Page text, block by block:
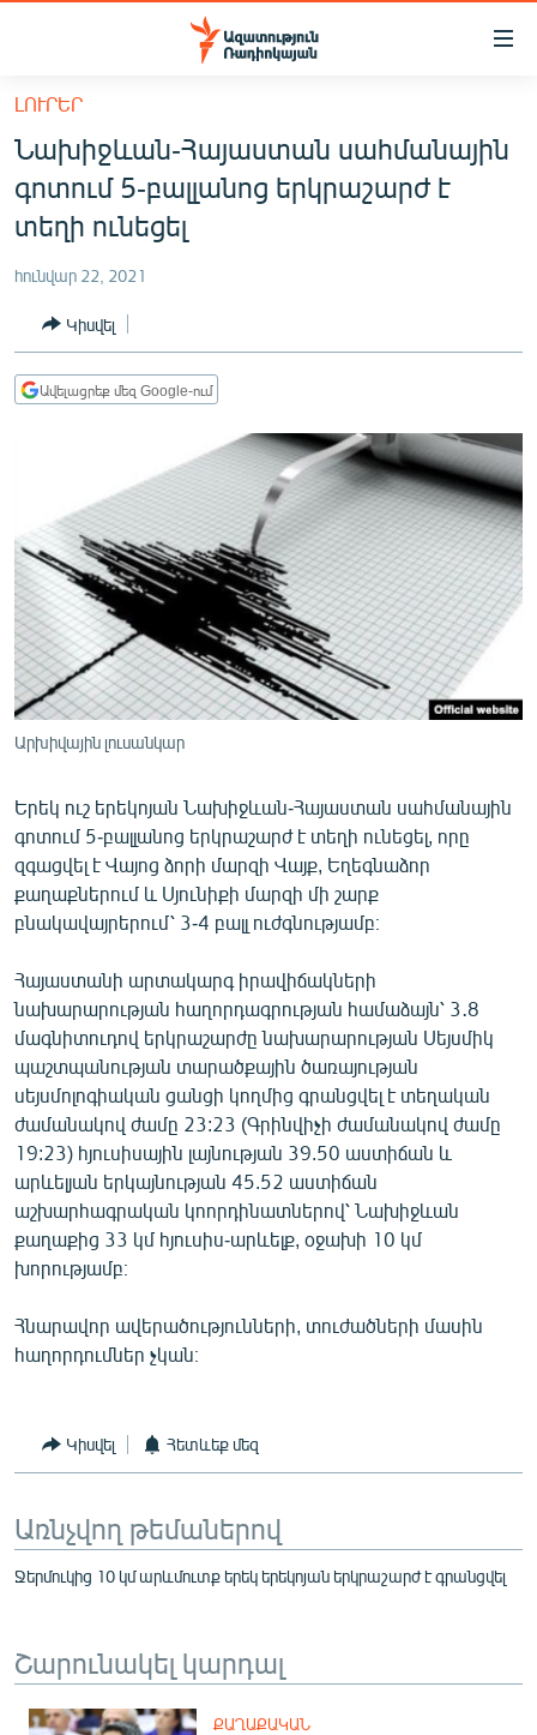
Մատչելիության
հիմնական
բովանդակությանը
հիմնական
մենյուին
ՀԱՅԱՍՏԱՆ
ՔԱՂԱՔԱԿԱՆ
ՀԱՍԱՐԱԿՈՒԹՅՈՒՆ
ՏՆՏԵՍՈՒԹՅՈՒՆ
ՊԱՏԵՐԱԶՄԻ 6 ՇԱԲԱԹՆԵՐԸ
ՏԱՐԱԾԱՇՐՋԱՆ
ՄԻՋԱԶԳԱՅԻՆ
ՄՇԱԿՈՒՅԹ
ՍՊՈՐՏ
ՄԵԿՆԱԲԱՆՈՒԹՅՈՒՆ
ԱՐԽԻՎ
ՏԵՍԱՆՅՈՒԹԵՐ
ԲԱՆԱՎԵՃ
ՓՈԴՔԱՍԹ
Հայերեն
English
Русский
ՀԵՏԵՎԵՔ ՄԵԶ
«Ազատության» բոլոր կայքերը
ԼՈՒՐԵՐ
Նախիջևան-Հայաստան սահմանային
գոտում 5-բալլանոց երկրաշարժ է
տեղի ունեցել
հունվար 22, 2021
Կիսվել
Ավելացրեք մեզ Google-ում
Արխիվային լուսանկար
Երեկ ուշ երեկոյան Նախիջևան-Հայաստան սահմանային
գոտում 5-բալլանոց երկրաշարժ է տեղի ունեցել, որը
զգացվել է Վայոց ձորի մարզի Վայք, Եղեգնաձոր
քաղաքներում և Սյունիքի մարզի մի շարք
բնակավայրերում՝ 3-4 բալլ ուժգնությամբ։
Հայաստանի արտակարգ իրավիճակների
նախարարության հաղորդագրության համաձայն՝ 3․8
մագնիտուդով երկրաշարժը նախարարության Սեյսմիկ
պաշտպանության տարածքային ծառայության
սեյսմոլոգիական ցանցի կողմից գրանցվել է տեղական
ժամանակով ժամը 23:23 (Գրինվիչի ժամանակով ժամը
19:23) հյուսիսային լայնության 39.50 աստիճան և
արևելյան երկայնության 45.52 աստիճան
աշխարհագրական կոորդինատներով՝ Նախիջևան
քաղաքից 33 կմ հյուսիս-արևելք, օջախի 10 կմ
խորությամբ։
Հնարավոր ավերածությունների, տուժածների մասին
հաղորդումներ չկան։
Կիսվել Հետևեք մեզ
Առնչվող թեմաներով
Ջերմուկից 10 կմ արևմուտք երեկ երեկոյան երկրաշարժ է գրանցվել
Շարունակել կարդալ
ՔԱՂԱՔԱԿԱՆ